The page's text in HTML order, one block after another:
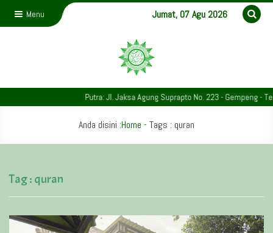
Menu Jumat, 07 Agu 2026
Putra: Jl. Jaksa Agung Suprapto No. 223 - Gempeng -
Anda disini :Home - Tags : quran
Tag : quran